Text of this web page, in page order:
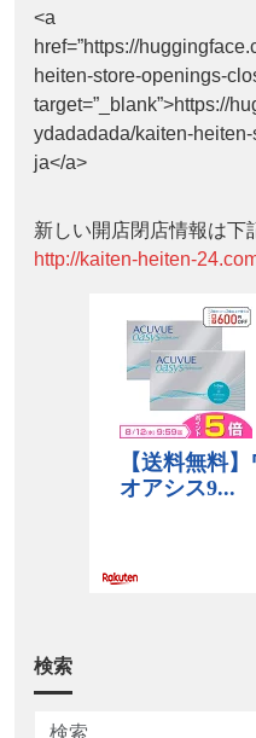
<a
href=”https://
heiten-store-openings-
target=”_blank”>https://
ydadadada/kaiten-
ja</a>
新しい開店閉店情報は下
http://kaiten-heiten-
検索